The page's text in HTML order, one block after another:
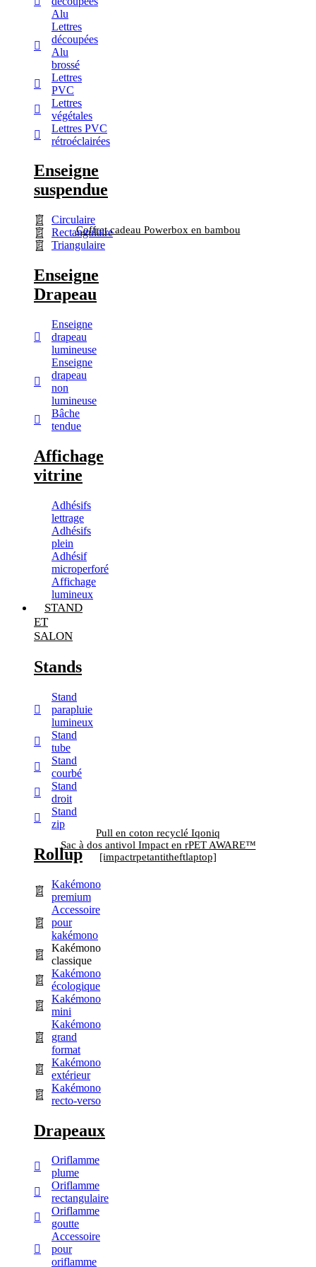
Alu
Lettres
découpées
Alu
brossé
Lettres
PVC
Lettres
végétales
Lettres PVC
rétroéclairées
Enseigne
suspendue
Circulaire
Rectangulaire
Triangulaire
Enseigne
Drapeau
Enseigne
drapeau
lumineuse
Enseigne
drapeau
non
lumineuse
Bâche
tendue
Affichage
vitrine
Adhésifs
lettrage
Adhésifs
plein
Adhésif
microperforé
Affichage
lumineux
STAND
ET
SALON
Stands
Stand
parapluie
lumineux
Stand
tube
Stand
courbé
Stand
droit
Stand
zip
Rollup
Kakémono
premium
Accessoire
pour
kakémono
Kakémono
classique
Kakémono
écologique
Kakémono
mini
Kakémono
grand
format
Kakémono
extérieur
Kakémono
recto-verso
Drapeaux
Oriflamme
plume
Oriflamme
rectangulaire
Oriflamme
goutte
Accessoire
pour
oriflamme
Coffret cadeau Powerbox en bambou
Pull en coton recyclé Iqoniq
Sac à dos antivol Impact en rPET AWARE™
[impactrpetantitheftlaptop]